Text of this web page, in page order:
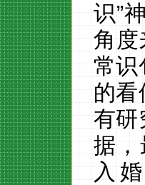
识”
角度
常识
的看
有研
据，
入